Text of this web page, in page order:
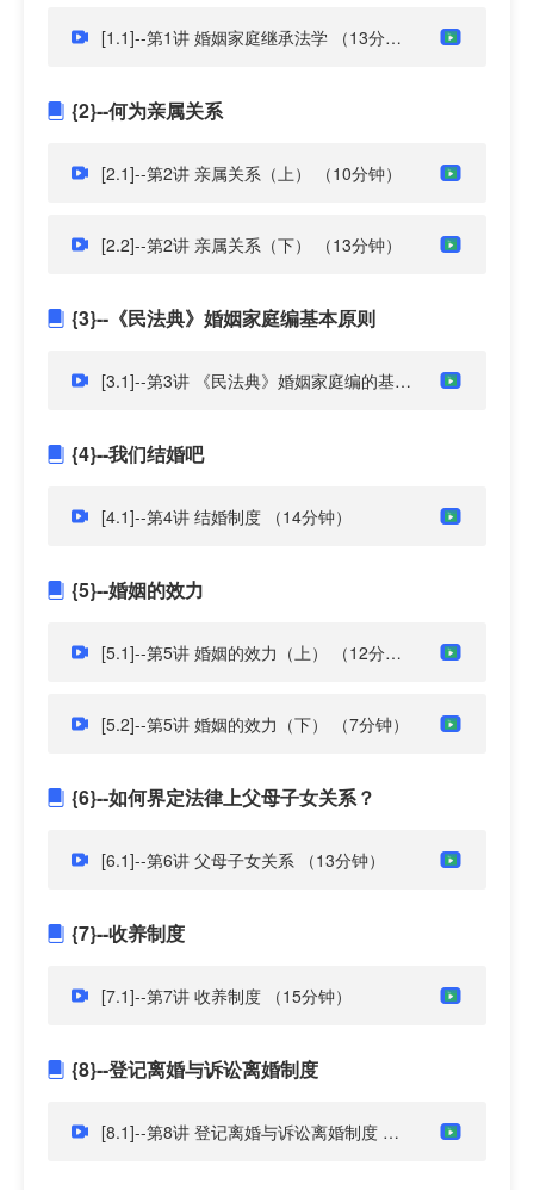
[1.1]--第1讲 婚姻家庭继承法学 （13分钟）
{2}--何为亲属关系
[2.1]--第2讲 亲属关系（上） （10分钟）
[2.2]--第2讲 亲属关系（下） （13分钟）
{3}--《民法典》婚姻家庭编基本原则
[3.1]--第3讲 《民法典》婚姻家庭编的基本原则与倡导性规定
{4}--我们结婚吧
[4.1]--第4讲 结婚制度 （14分钟）
{5}--婚姻的效力
[5.1]--第5讲 婚姻的效力（上） （12分钟）
[5.2]--第5讲 婚姻的效力（下） （7分钟）
{6}--如何界定法律上父母子女关系？
[6.1]--第6讲 父母子女关系 （13分钟）
{7}--收养制度
[7.1]--第7讲 收养制度 （15分钟）
{8}--登记离婚与诉讼离婚制度
[8.1]--第8讲 登记离婚与诉讼离婚制度 （12分钟）